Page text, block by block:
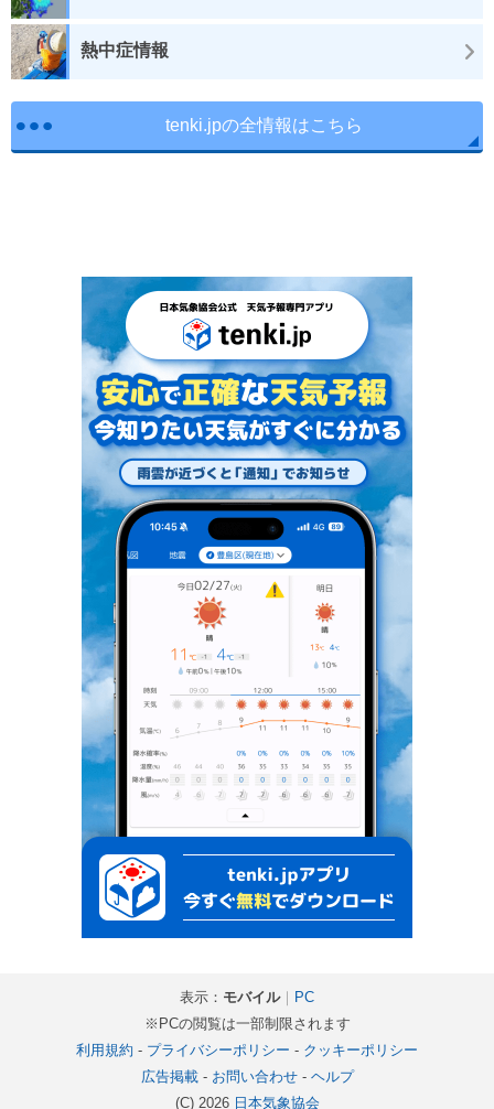
熱中症情報
tenki.jpの全情報はこちら
表示： モバイル｜
PC
※PCの閲覧は一部制限されます
利用規約 - プライバシーポリシー - クッキーポリシー
広告掲載- お問い合わせ- ヘルプ
(C) 2026 日本気象協会